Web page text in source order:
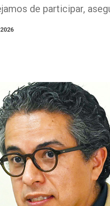
de participar,